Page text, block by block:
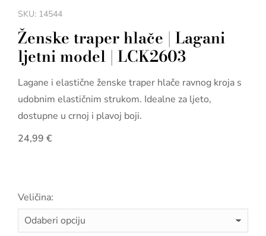
SKU: 14544
Ženske traper hlače | Lagani
ljetni model | LCK2603
Lagane i elastične ženske traper hlače ravnog kroja s
udobnim elastičnim strukom. Idealne za ljeto,
dostupne u crnoj i plavoj boji.
24,99 €
Veličina: